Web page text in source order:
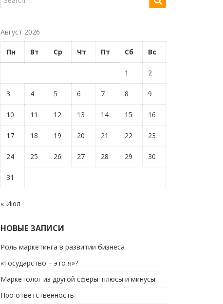
Август 2026
Пн Вт Ср Чт Пт Сб Вс
1 2
3 4 5 6 7 8 9
10 11 12 13 14 15 16
17 18 19 20 21 22 23
24 25 26 27 28 29 30
31
« Июл
НОВЫЕ ЗАПИСИ
Роль маркетинга в развитии бизнеса
«Государство – это я»?
Маркетолог из другой сферы: плюсы и минусы
Про ответственность